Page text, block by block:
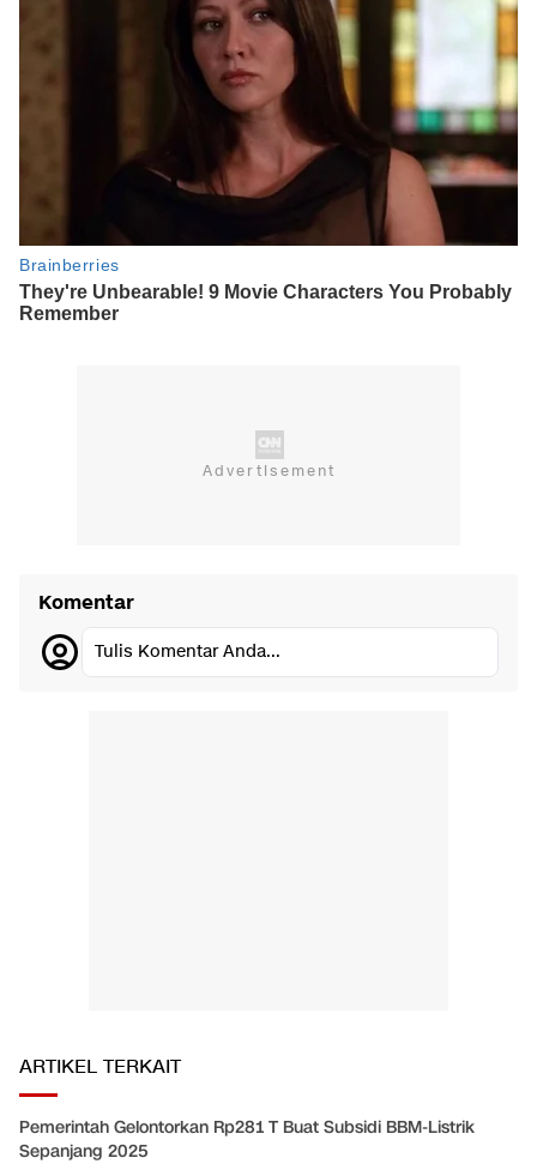
Komentar
Tulis Komentar Anda...
ARTIKEL TERKAIT
Pemerintah Gelontorkan Rp281 T Buat Subsidi BBM-Listrik
Sepanjang 2025